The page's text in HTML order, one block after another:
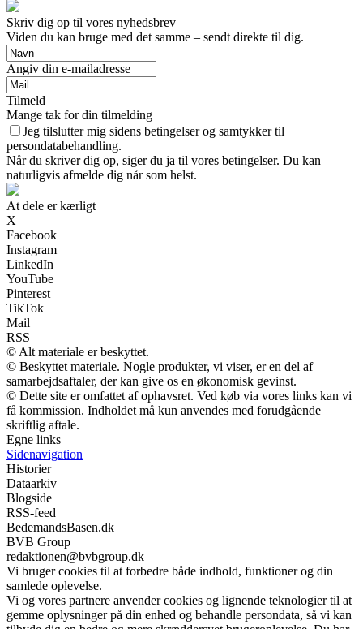
Skriv dig op til vores nyhedsbrev
Viden du kan bruge med det samme – sendt direkte til dig.
Angiv din e-mailadresse
Tilmeld
Mange tak for din tilmelding
Jeg tilslutter mig sidens betingelser og samtykker til
persondatabehandling.
Når du skriver dig op, siger du ja til vores betingelser. Du kan
naturligvis afmelde dig når som helst.
At dele er kærligt
X
Facebook
Instagram
LinkedIn
YouTube
Pinterest
TikTok
Mail
RSS
© Alt materiale er beskyttet.
© Beskyttet materiale. Nogle produkter, vi viser, er en del af
samarbejdsaftaler, der kan give os en økonomisk gevinst.
© Dette site er omfattet af ophavsret. Ved køb via vores links kan vi
få kommission. Indholdet må kun anvendes med forudgående
skriftlig aftale.
Egne links
Sidenavigation
Historier
Dataarkiv
Blogside
RSS-feed
BedemandsBasen.dk
BVB Group
redaktionen@bvbgroup.dk
Vi bruger cookies til at forbedre både indhold, funktioner og din
samlede oplevelse.
Vi og vores partnere anvender cookies og lignende teknologier til at
gemme oplysninger på din enhed og behandle persondata, så vi kan